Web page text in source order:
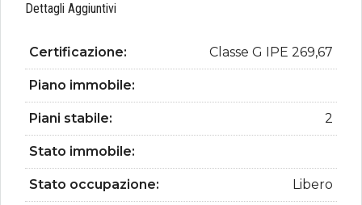
Dettagli Aggiuntivi
Certificazione: Classe G IPE 269,67
Piano immobile:
Piani stabile: 2
Stato immobile:
Stato occupazione: Libero